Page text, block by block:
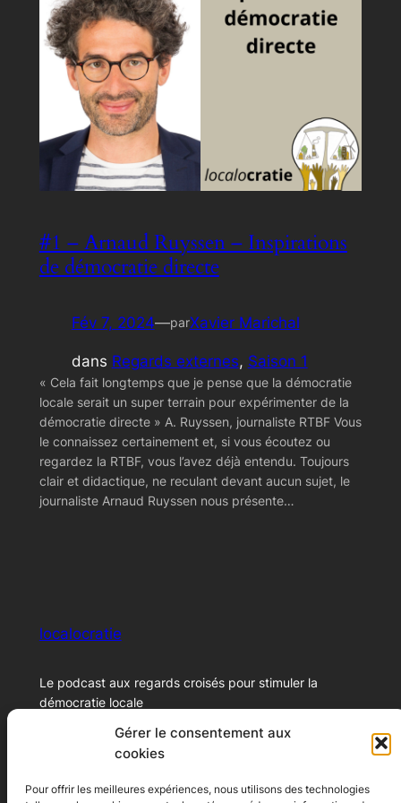
Gérer le consentement aux
cookies
Pour offrir les meilleures expériences, nous utilisons des technologies
#1 – Arnaud Ruyssen – Inspirations
de démocratie directe
Fév 7, 2024—parXavier Marichal
dans Regards externes, Saison 1
« Cela fait longtemps que je pense que la démocratie
locale serait un super terrain pour expérimenter de la
démocratie directe » A. Ruyssen, journaliste RTBF Vous
le connaissez certainement et, si vous écoutez ou
regardez la RTBF, vous l’avez déjà entendu. Toujours
clair et didactique, ne reculant devant aucun sujet, le
journaliste Arnaud Ruyssen nous présente…
localocratie
Le podcast aux regards croisés pour stimuler la
démocratie locale
© 2024 – Xavier Marichal